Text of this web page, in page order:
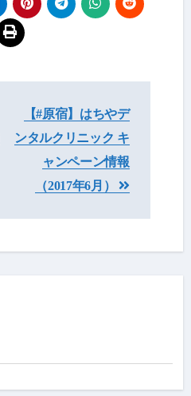
【#原宿】はちやデ
ンタルクリニック キ
ャンペーン情報
（2017年6月）